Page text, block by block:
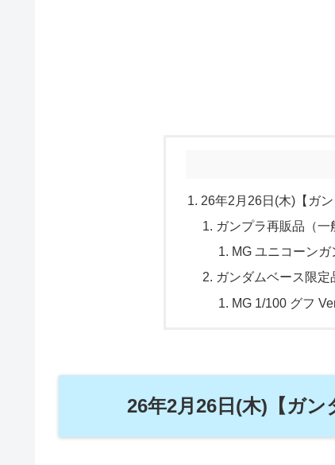
26年2月26日(木)【ガ
ガンプラ再販品（一
MG ユニコーン
ガンダムベース限定
MG 1/100 グフ
26年2月26日(木)【ガ